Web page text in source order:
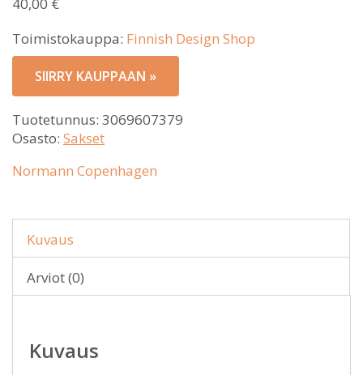
Toimistokauppa: Finnish Design Shop
SIIRRY KAUPPAAN »
Tuotetunnus: 3069607379
Osasto: Sakset
Normann Copenhagen
Kuvaus
Arviot (0)
Kuvaus